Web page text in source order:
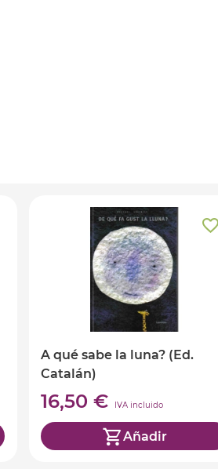
A qué sabe la luna? (Ed.
Catalán)
16,50 € IVA incluido
Añadir